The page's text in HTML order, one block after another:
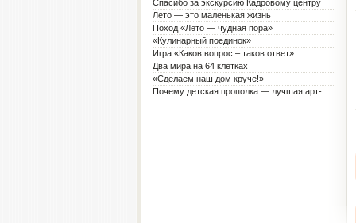
Спасибо за экскурсию Кадровому центру
Лето — это маленькая жизнь
Поход «Лето — чудная пора»
«Кулинарный поединок»
Игра «Каков вопрос – таков ответ»
Два мира на 64 клетках
«Сделаем наш дом круче!»
Почему детская прополка — лучшая арт-